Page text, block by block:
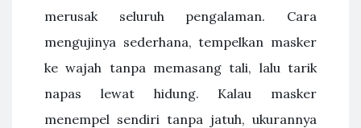
merusak seluruh pengalaman. Cara
mengujinya sederhana, tempelkan masker
ke wajah tanpa memasang tali, lalu tarik
napas lewat hidung. Kalau masker
menempel sendiri tanpa jatuh, ukurannya